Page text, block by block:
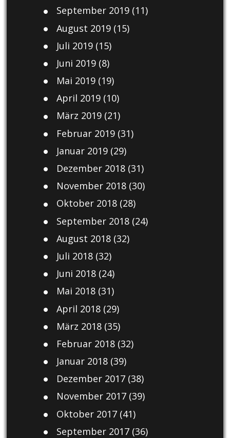
September 2019(11)
August 2019(15)
Juli 2019(15)
Juni 2019(8)
Mai 2019(19)
April 2019(10)
März 2019(21)
Februar 2019(31)
Januar 2019(29)
Dezember 2018(31)
November 2018(30)
Oktober 2018(28)
September 2018(24)
August 2018(32)
Juli 2018(32)
Juni 2018(24)
Mai 2018(31)
April 2018(29)
März 2018(35)
Februar 2018(32)
Januar 2018(39)
Dezember 2017(38)
November 2017(39)
Oktober 2017(41)
September 2017(36)